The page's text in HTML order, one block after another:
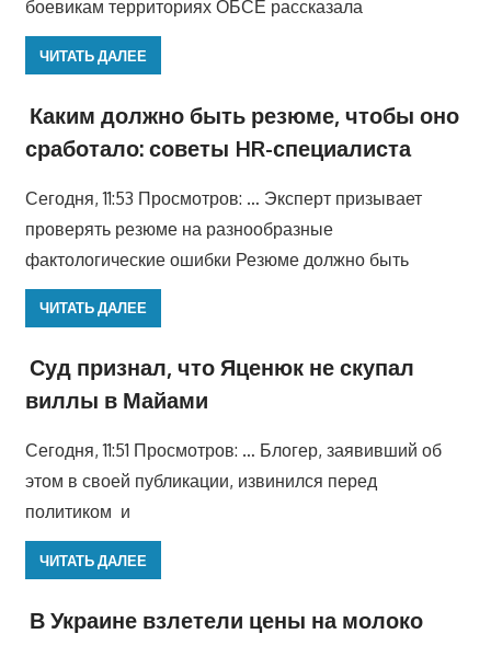
боевикам территориях ОБСЕ рассказала
ЧИТАТЬ ДАЛЕЕ
Каким должно быть резюме, чтобы оно
сработало: советы HR-специалиста
Сегодня, 11:53 Просмотров: … Эксперт призывает
проверять резюме на разнообразные
фактологические ошибки Резюме должно быть
ЧИТАТЬ ДАЛЕЕ
Суд признал, что Яценюк не скупал
виллы в Майами
Сегодня, 11:51 Просмотров: … Блогер, заявивший об
этом в своей публикации, извинился перед
политиком и
ЧИТАТЬ ДАЛЕЕ
В Украине взлетели цены на молоко